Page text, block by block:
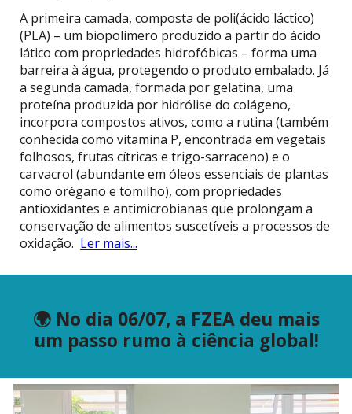
A primeira camada, composta de poli(ácido láctico)
(PLA) – um biopolímero produzido a partir do ácido
lático com propriedades hidrofóbicas – forma uma
barreira à água, protegendo o produto embalado. Já
a segunda camada, formada por gelatina, uma
proteína produzida por hidrólise do colágeno,
incorpora compostos ativos, como a rutina (também
conhecida como vitamina P, encontrada em vegetais
folhosos, frutas cítricas e trigo-sarraceno) e o
carvacrol (abundante em óleos essenciais de plantas
como orégano e tomilho), com propriedades
antioxidantes e antimicrobianas que prolongam a
conservação de alimentos suscetíveis a processos de
oxidação. Ler mais...
🌍 No dia 06/07, a FZEA deu mais
um passo rumo à ciência global!